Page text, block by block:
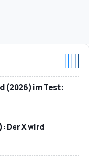
(2026) im Test:
Der X wird